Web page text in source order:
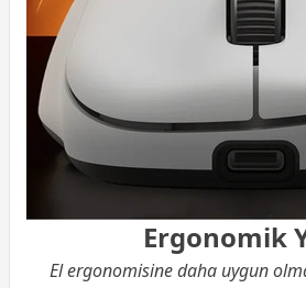
Ergonomik
El ergonomisine daha uygun